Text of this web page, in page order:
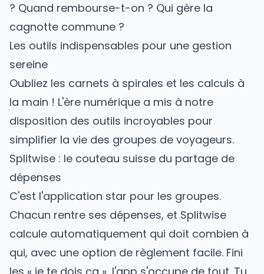
? Quand rembourse-t-on ? Qui gère la
cagnotte commune ?
Les outils indispensables pour une gestion
sereine
Oubliez les carnets à spirales et les calculs à
la main ! L'ère numérique a mis à notre
disposition des outils incroyables pour
simplifier la vie des groupes de voyageurs.
Splitwise : le couteau suisse du partage de
dépenses
C'est l'application star pour les groupes.
Chacun rentre ses dépenses, et Splitwise
calcule automatiquement qui doit combien à
qui, avec une option de règlement facile. Fini